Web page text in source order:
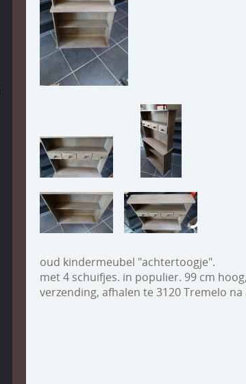
oud kindermeubel "achtertoogje".
met 4 schuifjes. in populier. 99 cm
verzending, afhalen te 3120 Tremelo